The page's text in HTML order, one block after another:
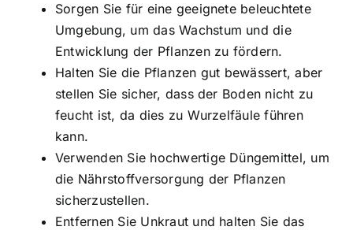
Sorgen Sie für eine geeignete beleuchtete
Umgebung, um das Wachstum und die
Entwicklung der Pflanzen zu fördern.
Halten Sie die Pflanzen gut bewässert, aber
stellen Sie sicher, dass der Boden nicht zu
feucht ist, da dies zu Wurzelfäule führen
kann.
Verwenden Sie hochwertige Düngemittel, um
die Nährstoffversorgung der Pflanzen
sicherzustellen.
Entfernen Sie Unkraut und halten Sie das